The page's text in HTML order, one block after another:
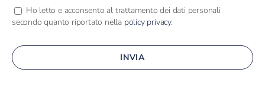
Ho letto e acconsento al trattamento dei dati personali
secondo quanto riportato nella policy privacy.